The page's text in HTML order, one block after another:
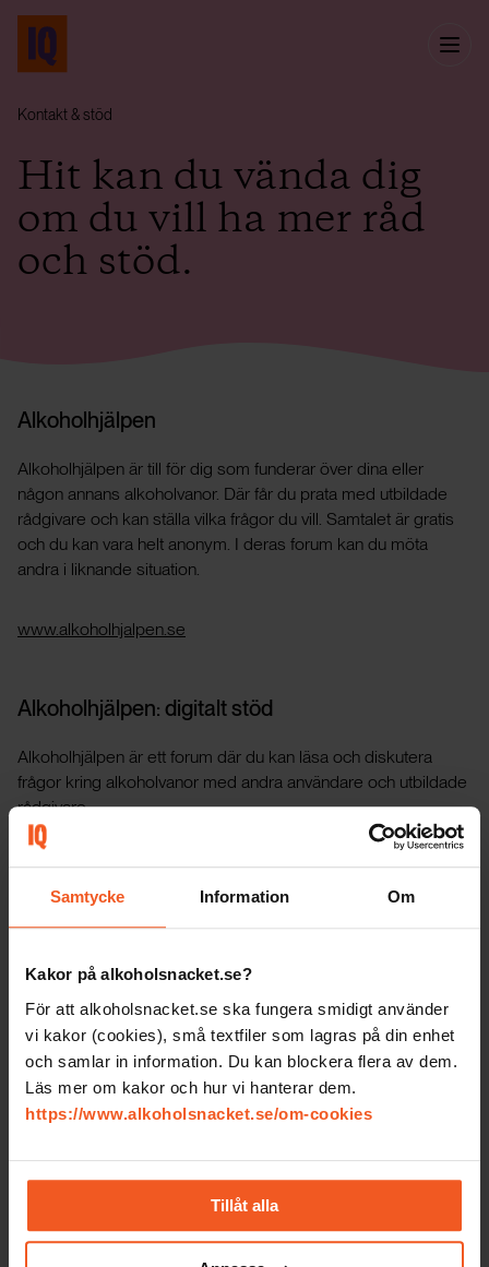
Samtycke Information Om
Kakor på alkoholsnacket.se?
För att alkoholsnacket.se ska fungera smidigt använder
vi kakor (cookies), små textfiler som lagras på din enhet
och samlar in information. Du kan blockera flera av dem.
Läs mer om kakor och hur vi hanterar dem.
https://www.alkoholsnacket.se/om-cookies
Tillåt alla
Kontakt & stöd
Hit kan du vända dig
om du vill ha mer råd
och stöd.
Alkoholhjälpen
Alkoholhjälpen är till för dig som funderar över dina eller
någon annans alkoholvanor. Där får du prata med utbildade
rådgivare och kan ställa vilka frågor du vill. Samtalet är gratis
och du kan vara helt anonym. I deras forum kan du möta
andra i liknande situation.
www.alkoholhjalpen.se
Alkoholhjälpen: digitalt stöd
Alkoholhjälpen är ett forum där du kan läsa och diskutera
frågor kring alkoholvanor med andra användare och utbildade
rådgivare.
www.alkoholhjalpen.se/forum/anhorigstodet
Bris har alltid öppet - även på natten.
För dig som är förälder och orolig för ditt barn